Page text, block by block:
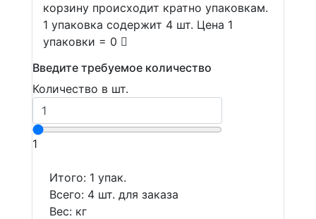
корзину происходит кратно упаковкам.
1 упаковка содержит 4 шт. Цена 1
упаковки = 0
Введите требуемое количество
Количество в шт.
1
Итого: 1 упак.
Всего: 4 шт. для заказа
Вес: кг